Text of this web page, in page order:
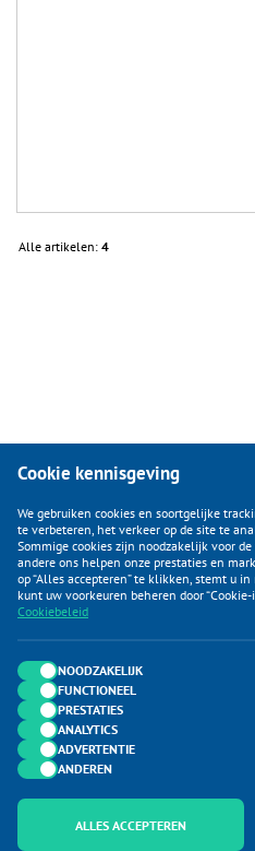
Alle artikelen: 4
KLANTENSERVICE
CATEGORIEËN
DUIJVELAAR E-COMMERCE
CONTACTEN
Cookie kennisgeving
We gebruiken cookies en soortgelijke
te verbeteren, het verkeer op de site te
Sommige cookies zijn noodzakelijk voor
andere ons helpen onze prestaties en
op “Alles accepteren” te klikken, stemt u
kunt uw voorkeuren beheren door
Cookiebeleid
NOODZAKELIJK
FUNCTIONEEL
PRESTATIES
ANALYTICS
ADVERTENTIE
ANDEREN
ALLES ACCEPTEREN